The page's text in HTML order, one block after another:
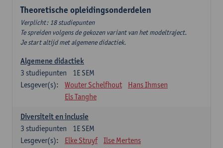
Theoretische opleidingsonderdelen
Verplicht: 18 studiepunten
Te spreiden volgens de gekozen variant van het modeltraject.
Je start altijd met algemene didactiek.
Algemene didactiek
1E SEM
3 studiepunten
Lesgever(s):
Wouter Schelfhout
Hans Ihmsen
Els Tanghe
Diversiteit en inclusie
1E SEM
3 studiepunten
Lesgever(s):
Elke Struyf
Ilse Mertens